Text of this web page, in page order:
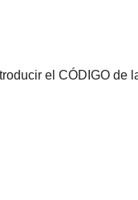
el CÓDIGO de